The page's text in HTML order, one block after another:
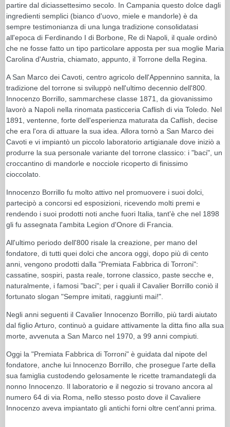
partire dal diciassettesimo secolo. In Campania questo dolce dagli
ingredienti semplici (bianco d'uovo, miele e mandorle) è da
sempre testimonianza di una lunga tradizione consolidatasi
all'epoca di Ferdinando I di Borbone, Re di Napoli, il quale ordinò
che ne fosse fatto un tipo particolare apposta per sua moglie Maria
Carolina d'Austria, chiamato, appunto, il Torrone della Regina.
A San Marco dei Cavoti, centro agricolo dell'Appennino sannita, la
tradizione del torrone si sviluppò nell'ultimo decennio dell'800.
Innocenzo Borrillo, sammarchese classe 1871, da giovanissimo
lavorò a Napoli nella rinomata pasticceria Caflish di via Toledo. Nel
1891, ventenne, forte dell'esperienza maturata da Caflish, decise
che era l'ora di attuare la sua idea. Allora tornò a San Marco dei
Cavoti e vi impiantò un piccolo laboratorio artigianale dove iniziò a
produrre la sua personale variante del torrone classico: i "baci", un
croccantino di mandorle e nocciole ricoperto di finissimo
cioccolato.
Innocenzo Borrillo fu molto attivo nel promuovere i suoi dolci,
partecipò a concorsi ed esposizioni, ricevendo molti premi e
rendendo i suoi prodotti noti anche fuori Italia, tant'è che nel 1898
gli fu assegnata l'ambita Legion d'Onore di Francia.
All'ultimo periodo dell'800 risale la creazione, per mano del
fondatore, di tutti quei dolci che ancora oggi, dopo più di cento
anni, vengono prodotti dalla "Premiata Fabbrica di Torroni":
cassatine, sospiri, pasta reale, torrone classico, paste secche e,
naturalmente, i famosi "baci"; per i quali il Cavalier Borrillo coniò il
fortunato slogan "Sempre imitati, raggiunti mai!".
Negli anni seguenti il Cavalier Innocenzo Borrillo, più tardi aiutato
dal figlio Arturo, continuò a guidare attivamente la ditta fino alla sua
morte, avvenuta a San Marco nel 1970, a 99 anni compiuti.
Oggi la "Premiata Fabbrica di Torroni" è guidata dal nipote del
fondatore, anche lui Innocenzo Borrillo, che prosegue l'arte della
sua famiglia custodendo gelosamente le ricette tramandategli da
nonno Innocenzo. Il laboratorio e il negozio si trovano ancora al
numero 64 di via Roma, nello stesso posto dove il Cavaliere
Innocenzo aveva impiantato gli antichi forni oltre cent'anni prima.